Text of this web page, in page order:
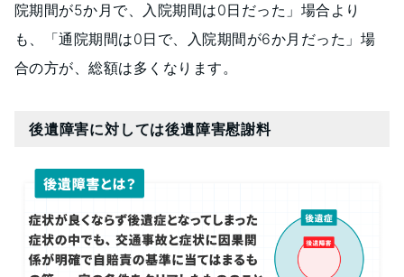
院期間が5か月で、入院期間は0日だった」場合より
も、「通院期間は0日で、入院期間が6か月だった」場
合の方が、総額は多くなります。
後遺障害に対しては後遺障害慰謝料